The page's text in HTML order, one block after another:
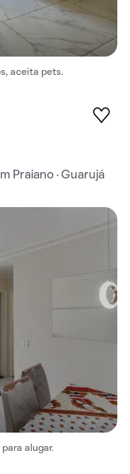
aceita pets.
Praiano · Guarujá
alugar.